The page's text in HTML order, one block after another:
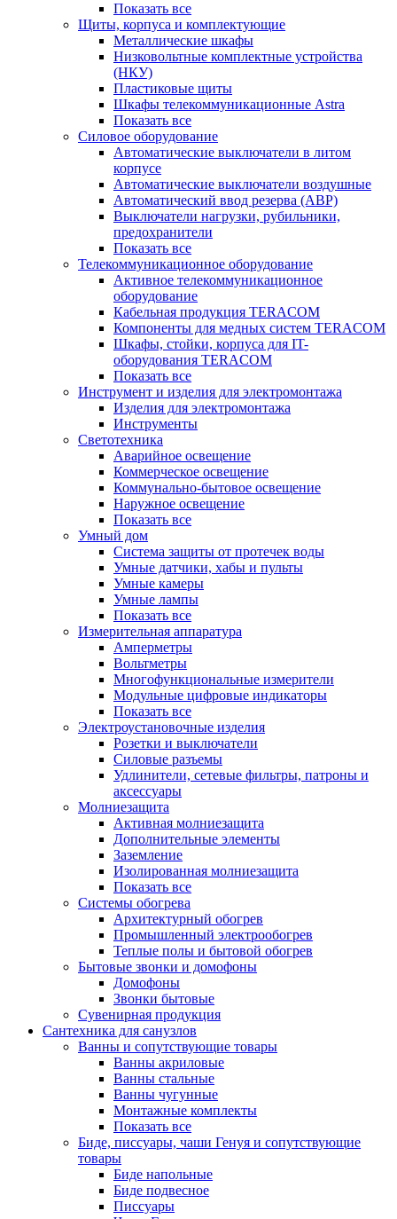
Показать все
Щиты, корпуса и комплектующие
Металлические шкафы
Низковольтные комплектные устройства
(НКУ)
Пластиковые щиты
Шкафы телекоммуникационные Astra
Показать все
Силовое оборудование
Автоматические выключатели в литом
корпусе
Автоматические выключатели воздушные
Автоматический ввод резерва (АВР)
Выключатели нагрузки, рубильники,
предохранители
Показать все
Телекоммуникационное оборудование
Активное телекоммуникационное
оборудование
Кабельная продукция TERACOM
Компоненты для медных систем TERACOM
Шкафы, стойки, корпуса для IT-
оборудования TERACOM
Показать все
Инструмент и изделия для электромонтажа
Изделия для электромонтажа
Инструменты
Светотехника
Аварийное освещение
Коммерческое освещение
Коммунально-бытовое освещение
Наружное освещение
Показать все
Умный дом
Система защиты от протечек воды
Умные датчики, хабы и пульты
Умные камеры
Умные лампы
Показать все
Измерительная аппаратура
Амперметры
Вольтметры
Многофункциональные измерители
Модульные цифровые индикаторы
Показать все
Электроустановочные изделия
Розетки и выключатели
Силовые разъемы
Удлинители, сетевые фильтры, патроны и
аксессуары
Молниезащита
Активная молниезащита
Дополнительные элементы
Заземление
Изолированная молниезащита
Показать все
Системы обогрева
Архитектурный обогрев
Промышленный электрообогрев
Теплые полы и бытовой обогрев
Бытовые звонки и домофоны
Домофоны
Звонки бытовые
Сувенирная продукция
Сантехника для санузлов
Ванны и сопутствующие товары
Ванны акриловые
Ванны стальные
Ванны чугунные
Монтажные комплекты
Показать все
Биде, писсуары, чаши Генуя и сопутствующие
товары
Биде напольные
Биде подвесное
Писсуары